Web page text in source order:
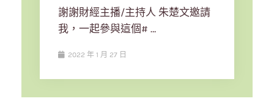
謝謝財經主播/主持人 朱楚文邀請
我，一起參與這個# …
2022 年 1 月 27 日